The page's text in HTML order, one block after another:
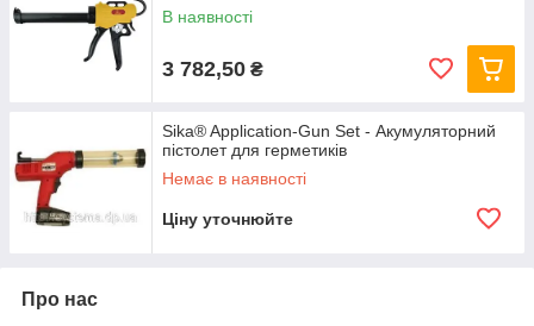
В наявності
3 782,50 ₴
Sika® Application-Gun Set - Акумуляторний
пістолет для герметиків
Немає в наявності
Ціну уточнюйте
Про нас